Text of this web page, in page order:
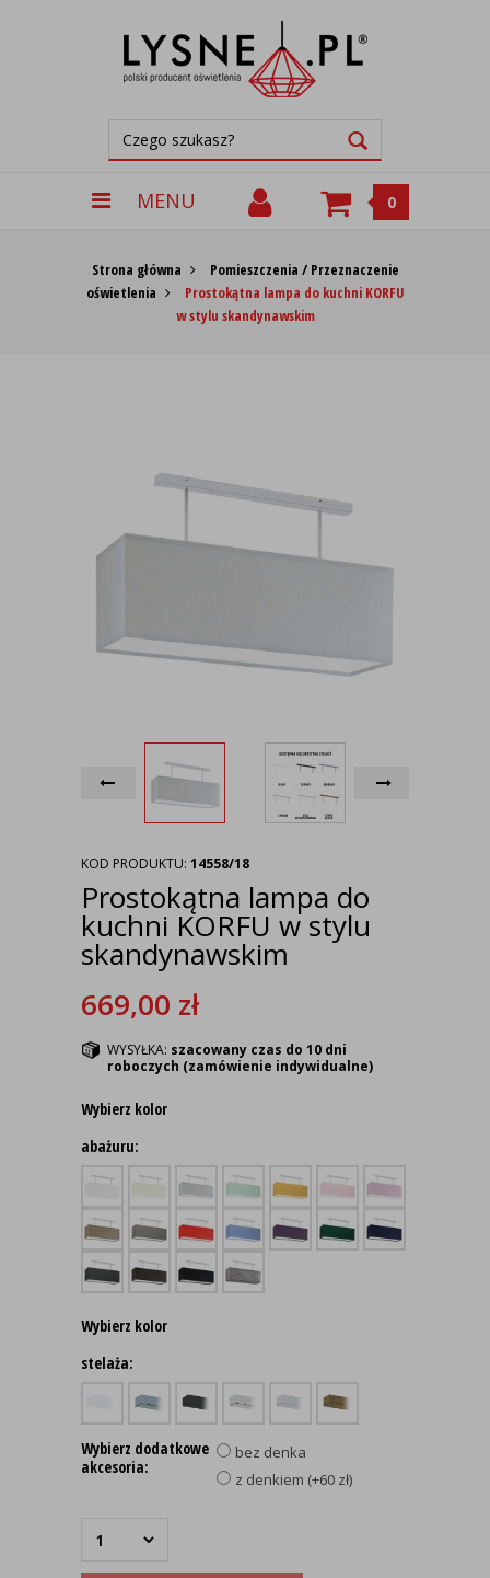
MENU 0
Strona główna
Pomieszczenia / Przeznaczenie
oświetlenia
Prostokątna lampa do kuchni KORFU
w stylu skandynawskim
KOD PRODUKTU: 14558/18
Prostokątna lampa do
kuchni KORFU w stylu
skandynawskim
669,00 zł
WYSYŁKA: szacowany czas do 10 dni
roboczych (zamówienie indywidualne)
Wybierz kolor
abażuru:
Wybierz kolor
stelaża:
Wybierz dodatkowe
akcesoria:
bez denka
z denkiem (+60 zł)